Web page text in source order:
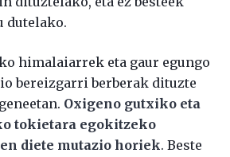
dutelako.
himalaiarrek eta gaur egungo
bereizgarri berberak dituzte
Oxigeno gutxiko eta
tokietara egokitzeko
diete mutazio horiek. Beste